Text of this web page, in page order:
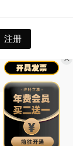
注册